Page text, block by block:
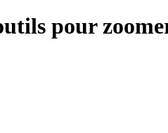
pour